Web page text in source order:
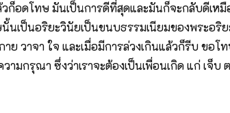
ก็อดโทษ มันเป็นการดีที่สุดและมันก็จะกลับดีเหมื
เป็นอริยะวินัยเป็นขนบธรรมเนียมของพระอริ
วาจา ใจ และเมื่อมีการล่วงเกินแล้วก็รีบ ขอ
กรุณา ซึ่งว่าเราจะต้องเป็นเพื่อนเกิด แก่ เจ็